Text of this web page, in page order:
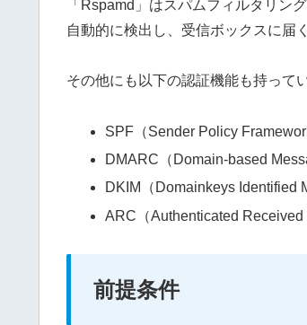
「Rspamd」はスパムフィルタリン
自動的に検出し、受信ボックスに届
その他にも以下の認証機能も持って
SPF（Sender Policy
DMARC（Domain-based
DKIM（Domainkeys Identified
ARC（Authenticated Received
前提条件